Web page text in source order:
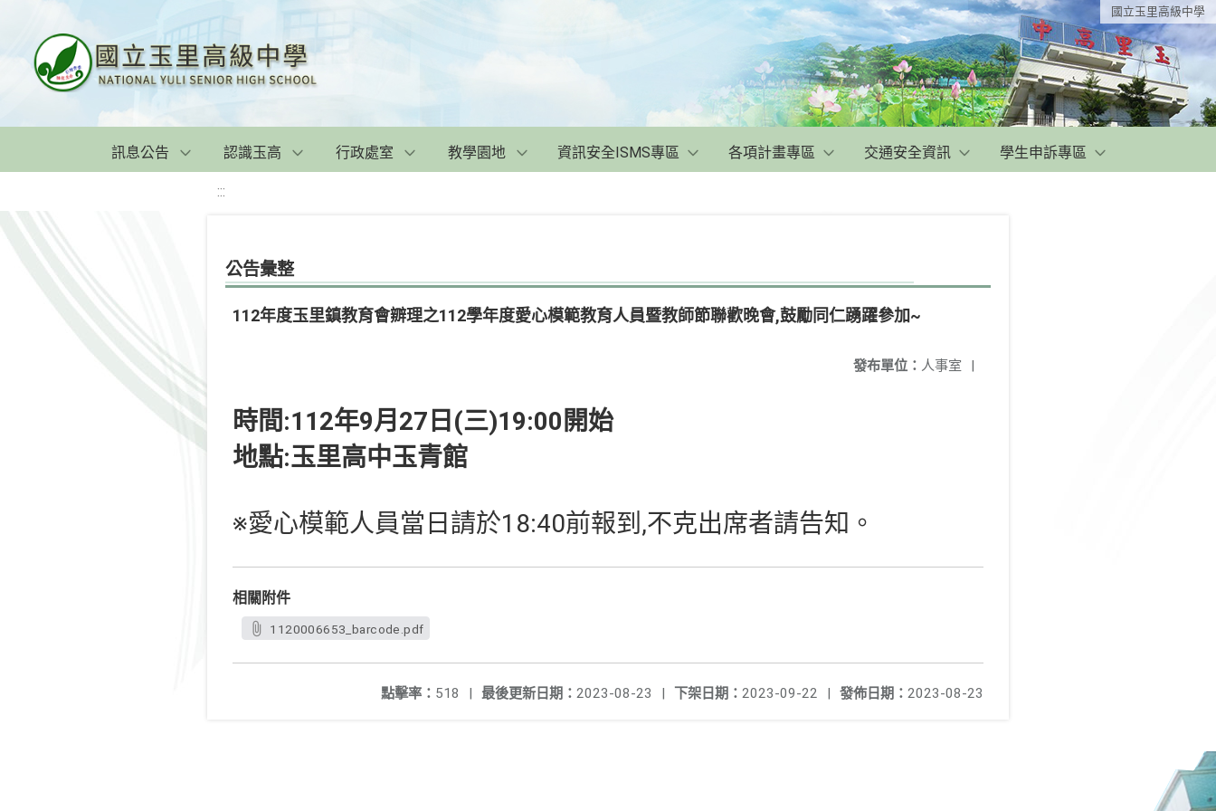
國立玉里高級中學
訊息公告 認識玉高 行政處室 教學園地 資訊安全ISMS專區 各項計畫專區 交通安全資訊 學生申訴專區
:::
公告彙整
112年度玉里鎮教育會辧理之112學年度愛心模範教育人員暨教師節聯歡晚會,鼓勵同仁踴躍參加~
發布單位： 人事室 |
時間:112年9月27日(三)19:00開始
地點:玉里高中玉青館
※愛心模範人員當日請於18:40前報到,不克出席者請告知。
相關附件
1120006653_barcode.pdf
發佈日期： 2023-08-23
下架日期： 2023-09-22 |
最後更新日期： 2023-08-23 |
點擊率： 518 |